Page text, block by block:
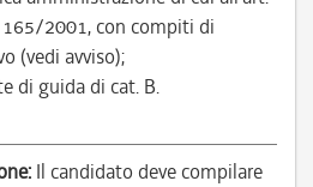
165/2001, con compiti di
(vedi avviso);
di guida di cat. B.
Il candidato deve compilare